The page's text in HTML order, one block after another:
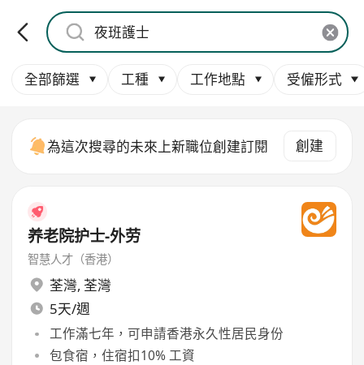
全部篩選 工種 工作地點 受僱形式
為這次搜尋的未來上新職位創建訂閱 創建
养老院护士-外劳
智慧人才（香港）
荃灣, 荃灣
5天/週
工作滿七年，可申請香港永久性居民身份
包食宿，住宿扣10% 工資